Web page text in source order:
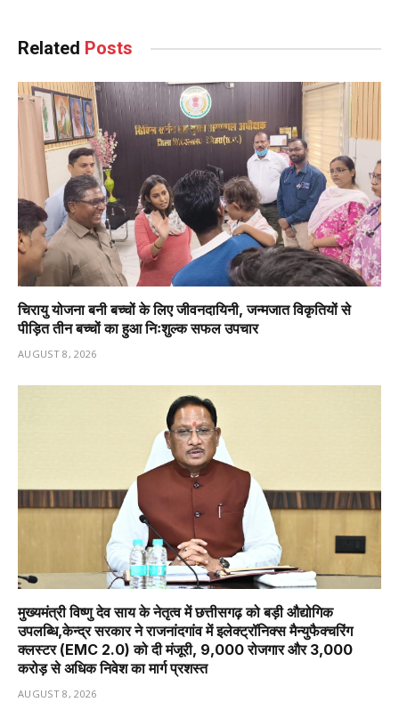
Related Posts
चिरायु योजना बनी बच्चों के लिए जीवनदायिनी, जन्मजात विकृतियों से
पीड़ित तीन बच्चों का हुआ निःशुल्क सफल उपचार
AUGUST 8, 2026
मुख्यमंत्री विष्णु देव साय के नेतृत्व में छत्तीसगढ़ को बड़ी औद्योगिक
उपलब्धि,केन्द्र सरकार ने राजनांदगांव में इलेक्ट्रॉनिक्स मैन्युफैक्चरिंग
क्लस्टर (EMC 2.0) को दी मंजूरी, 9,000 रोजगार और ₹3,000
करोड़ से अधिक निवेश का मार्ग प्रशस्त
AUGUST 8, 2026